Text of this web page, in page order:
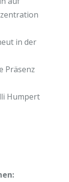
in der
Präsenz
Humpert